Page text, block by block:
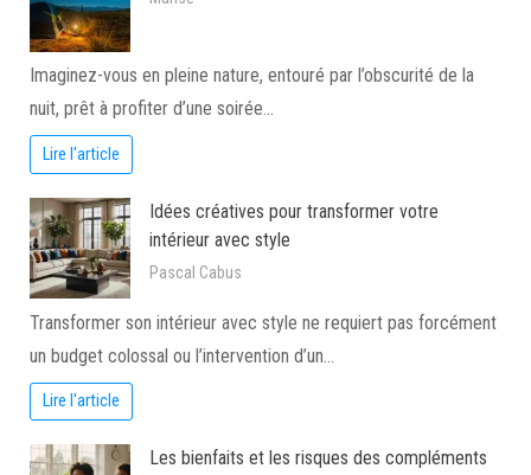
Imaginez-vous en pleine nature, entouré par l’obscurité de la
nuit, prêt à profiter d’une soirée…
Lire l'article
Idées créatives pour transformer votre
intérieur avec style
Pascal Cabus
Transformer son intérieur avec style ne requiert pas forcément
un budget colossal ou l’intervention d’un…
Lire l'article
Les bienfaits et les risques des compléments